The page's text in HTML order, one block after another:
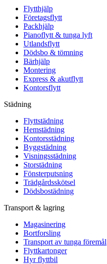
Flytthjälp
Företagsflytt
Packhjälp
Pianoflytt & tunga lyft
Utlandsflytt
Dödsbo & tömning
Bärhjälp
Montering
Express & akutflytt
Kontorsflytt
Städning
Flyttstädning
Hemstädning
Kontorsstädning
Byggstädning
Visningsstädning
Storstädning
Fönsterputsning
Trädgårdsskötsel
Dödsbostädning
Transport & lagring
Magasinering
Bortforsling
Transport av tunga föremål
Flyttkartonger
Hyr flyttbil